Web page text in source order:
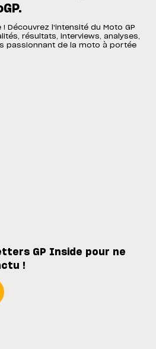
! Découvrez l'intensité du Moto GP
résultats, interviews, analyses,
passionnant de la moto à portée
GP Inside pour ne
!